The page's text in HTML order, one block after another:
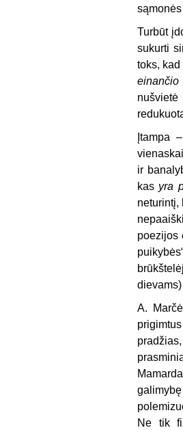
Turbūt
sukurti
toks,
einančio
nušvietė
Įtampa
ir
kas yra
poezijos
A.
Ne tik